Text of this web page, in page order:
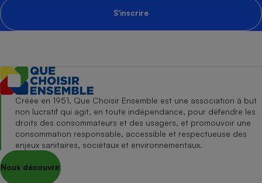
S'inscrire
Créée en 1951, Que Choisir Ensemble est une association à but
non lucratif qui agit, en toute indépendance, pour défendre les
droits des consommateurs et des usagers, et promouvoir une
consommation responsable, accessible et respectueuse des
enjeux sanitaires, sociétaux et environnementaux.
Nous découvrir